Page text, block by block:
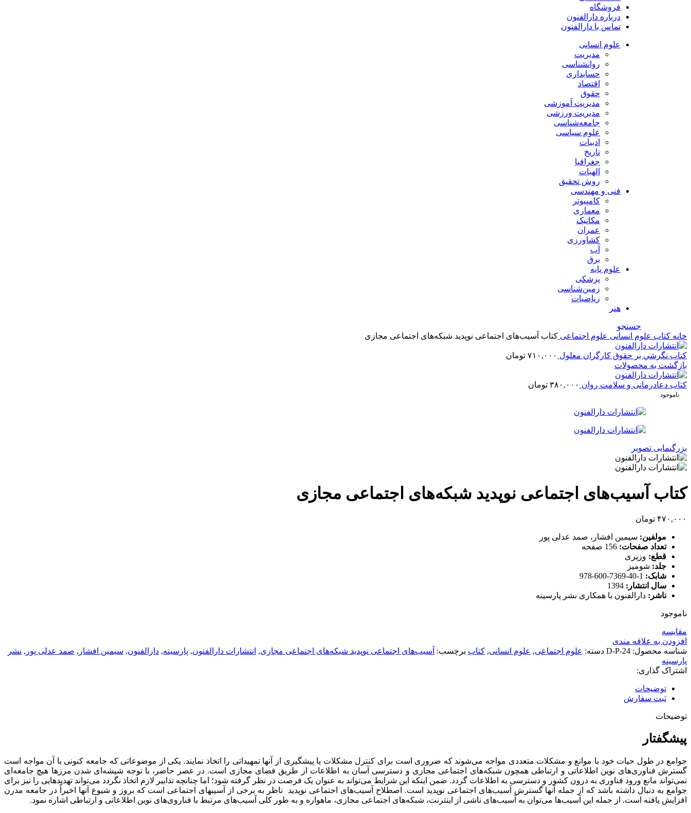
فروشگاه
درباره دارالفنون
تماس با دارالفنون
علوم انسانی
مدیریت
روانشناسی
حسابداری
اقتصاد
حقوق
مدیریت آموزشی
مدیریت ورزشی
جامعه‌شناسی
علوم سیاسی
ادبیات
تاریخ
جغرافیا
الهیات
روش تحقیق
فنی و مهندسی
کامپیوتر
معماری
مکانیک
عمران
کشاورزی
آب
برق
علوم پایه
پزشکی
زمین‌شناسی
ریاضیات
هنر
جستجو
خانه کتاب علوم انسانی علوم اجتماعی کتاب آسیب‌های اجتماعی نوپدید شبکه‌های اجتماعی مجازی
کتاب نگرشي بر حقوق کارگران معلول ۷۱۰,۰۰۰ تومان
بازگشت به محصولات
کتاب دعا‌درمانی و سلامت روان ۳۸۰,۰۰۰ تومان
ناموجود
بزرگنمایی تصویر
کتاب آسیب‌های اجتماعی نوپدید شبکه‌های اجتماعی مجازی
۴۷۰,۰۰۰ تومان
مولفین: سیمین افشار، صمد عدلی پور
تعداد صفحات:
قطع: وزیری
جلد: شومیز
شابک:
سال انتشار:
ناشر: دارالفنون با همکاری نشر پارسینه
ناموجود
مقایسه
افزودن به علاقه مندی
شناسه محصول: D-P-24 دسته: علوم اجتماعی, علوم انسانی, کتاب برچسب: آسیب‌های اجتماعی نوپدید شبکه‌های اجتماعی مجازی, انتشارات دارالفنون, پارسینه, دارالفنون, سیمین افشار , صمد عدلی پور , نشر
پارسینه
اشتراک گذاری:
توضیحات
ثبت سفارش
توضیحات
پیشگفتار
جوامع در طول حیات خود با موانع و مشکلات متعددی مواجه می‌شوند که ضروری است برای کنترل مشکلات یا پیشگیری از آنها تمهیداتی را اتخاذ ‌نمایند. یکی از موضوعاتی که جامعه کنونی با آن مواجه است
گسترش فناوری‌های نوین اطلاعاتی و ارتباطی همچون شبکه‌های اجتماعی مجازی و دسترسی آسان به اطلاعات از طریق فضای مجازی است. در عصر حاضر، با توجه شیشه‌ای شدن مرزها هیچ جامعه‌ای
نمی‌تواند مانع ورود فناوری به درون کشور و دسترسی به اطلاعات گردد. ضمن اینکه این شرایط می‌تواند به عنوان یک فرصت در نظر گرفته شود؛ اما چنانچه تدابیر لازم اتخاذ نگردد می‌تواند تهدیدهایی را نیز برای
جوامع به دنبال داشته باشد که از جمله آنها گسترش آسیب‌های اجتماعی نوپدید است. اصطلاح آسیب‌های اجتماعی نوپدید ناظر به برخی از آسیب­های اجتماعی است که بروز و شیوع آنها اخیراً در جامعه مدرن
افزایش یافته است. از جمله این آسیب‌ها می‌توان به آسیب‌های ناشی از اینترنت‌، شبکه‌های اجتماعی مجازی، ماهواره و به طور کلی آسیب‌های مرتبط با فناروی‌های نوین اطلاعاتی و ارتباطی اشاره نمود.